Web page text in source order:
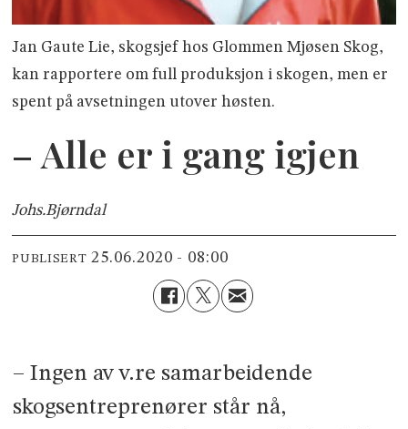
Jan Gaute Lie, skogsjef hos Glommen Mjøsen Skog,
kan rapportere om full produksjon i skogen, men er
spent på avsetningen utover høsten.
– Alle er i gang igjen
Johs.Bjørndal
PUBLISERT 25.06.2020 - 08:00
– Ingen av v.re samarbeidende
skogsentreprenører står nå,